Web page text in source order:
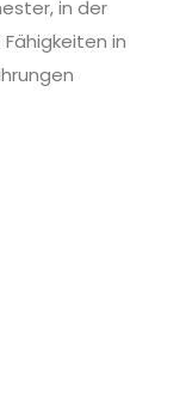
in der
in